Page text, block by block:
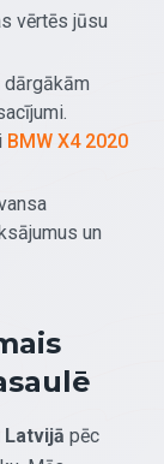
vērtēs jūsu
dārgākām
BMW X4 2020
un
Latvijā pēc